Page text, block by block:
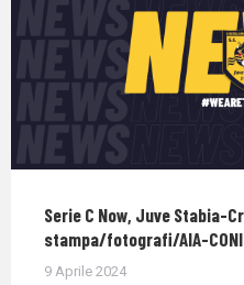
Serie C Now, Juve Stabia-
stampa/fotografi/AIA-
9 Aprile 2024